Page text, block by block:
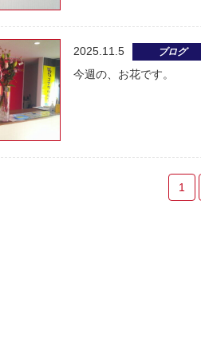
2025.11.5 ブログ
今週の、お花です。
1